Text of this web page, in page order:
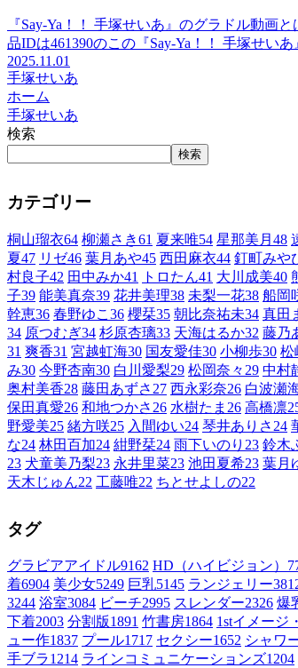
『Say-Ya！！ 手塚せいあ』のグラドル動画
品IDは461390のこの『Say-Ya！！ 手塚せい
2025.11.01
手塚せいあ
ホーム
手塚せいあ
検索
検索
カテゴリー
桐山瑠衣64 柳瀬さき61 夏来唯54 星那美月 48
夏47 リゼ46 葉月あや45 西田麻衣44 釘町みや
村良子42 田中みか41 トロたん41 大川成美40
子39 能美真奈39 花井美理38 未梨一花38 船岡
幹恵36 春野ゆこ 36 櫻栞35 朝比奈祐未34 真田
34 原つむぎ34 杉原杏璃33 天海はるか32 藤乃
31 爽香31 宮越虹海30 国友愛佳30 小柳歩30 松
み30 今野杏南30 白川愛梨29 松岡奈々 29 中村
奥村美香28 藤田あずさ 27 西永彩奈26 白波瀬
保田真愛26 和地つかさ 26 水樹たま 26 高橋凛
野愛美25 緒方咲25 入間ゆい24 琴井ありさ 24
な24 林田百加24 紺野栞24 雨下いのり 23 鈴木
23 犬童美乃梨23 永井里菜23 池田夏希23 葉月
天木じゅん22 工藤唯22 ちとせよしの22
タグ
グラビアアイドル9162 HD（ハイビジョン）
着6904 美少女5249 巨乳5145 ランジェリー
3244 浴室3084 ビーチ2995 スレンダー2326 爆
下着2003 分割版1891 竹書房1864 1stイメージ
ュー作1837 プール1717 セクシー1652 シャワ
手ブラ1214 ラインコミュニケーションズ1204